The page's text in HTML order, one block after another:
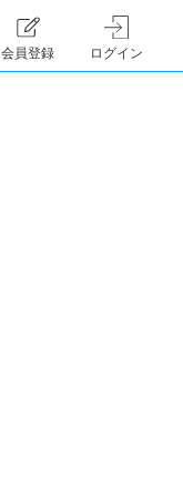
会員登録 ログイン